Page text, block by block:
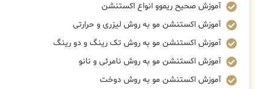
آموزش صحیح ریموو انواع اکستنشن
آموزش اکستنشن مو به روش لیزری و حرارتی
آموزش اکستنشن مو به روش تک رینگ و دو رینگ
آموزش اکستنشن مو به روش نامرئی و نانو
آموزش اکستنشن مو به روش دوخت